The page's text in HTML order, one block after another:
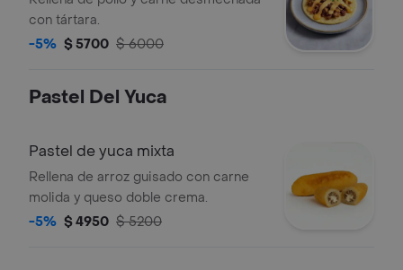
con tártara.
-5% $ 5700 $ 6000
Pastel Del Yuca
Pastel de yuca mixta
Rellena de arroz guisado con carne
molida y queso doble crema.
-5% $ 4950 $ 5200